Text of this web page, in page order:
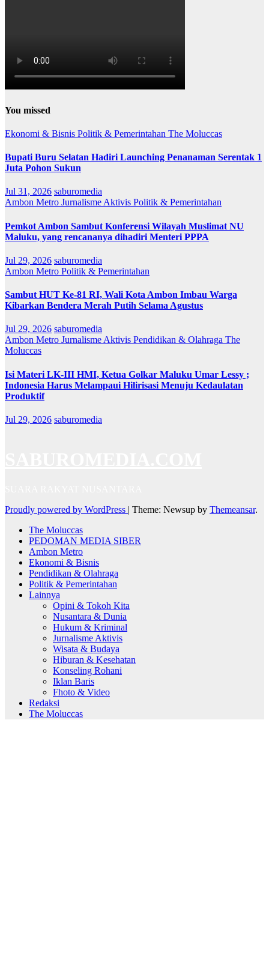
You missed
Ekonomi & Bisnis Politik & Pemerintahan The Moluccas
Bupati Buru Selatan Hadiri Launching Penanaman Serentak 1
Juta Pohon Sukun
Jul 31, 2026 saburomedia
Ambon Metro Jurnalisme Aktivis Politik & Pemerintahan
Pemkot Ambon Sambut Konferensi Wilayah Muslimat NU
Maluku, yang rencananya dihadiri Menteri PPPA
Jul 29, 2026 saburomedia
Ambon Metro Politik & Pemerintahan
Sambut HUT Ke-81 RI, Wali Kota Ambon Imbau Warga
Kibarkan Bendera Merah Putih Selama Agustus
Jul 29, 2026 saburomedia
Ambon Metro Jurnalisme Aktivis Pendidikan & Olahraga The
Moluccas
Isi Materi LK-III HMI, Ketua Golkar Maluku Umar Lessy ;
Indonesia Harus Melampaui Hilirisasi Menuju Kedaulatan
Produktif
Jul 29, 2026 saburomedia
Proudly powered by WordPress | Theme: Newsup by Themeansar.
The Moluccas
PEDOMAN MEDIA SIBER
Ambon Metro
Ekonomi & Bisnis
Pendidikan & Olahraga
Politik & Pemerintahan
Lainnya
Opini & Tokoh Kita
Nusantara & Dunia
Hukum & Kriminal
Jurnalisme Aktivis
Wisata & Budaya
Hiburan & Kesehatan
Konseling Rohani
Iklan Baris
Fhoto & Video
Redaksi
The Moluccas